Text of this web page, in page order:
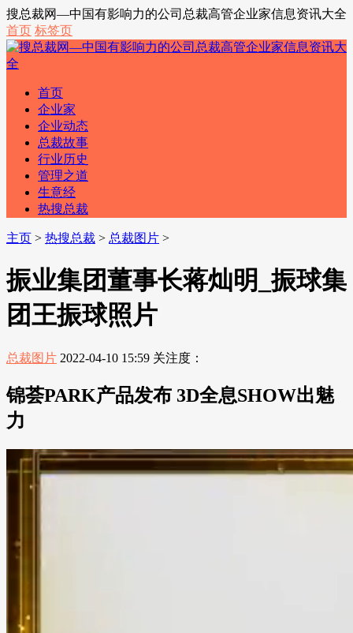
搜总裁网—中国有影响力的公司总裁高管企业家信息资讯大全
首页 标签页
首页
企业家
企业动态
总裁故事
行业历史
管理之道
生意经
热搜总裁
主页 > 热搜总裁 > 总裁图片 >
振业集团董事长蒋灿明_振球集
团王振球照片
总裁图片 2022-04-10 15:59 关注度：
锦荟PARK产品发布 3D全息SHOW出魅
力